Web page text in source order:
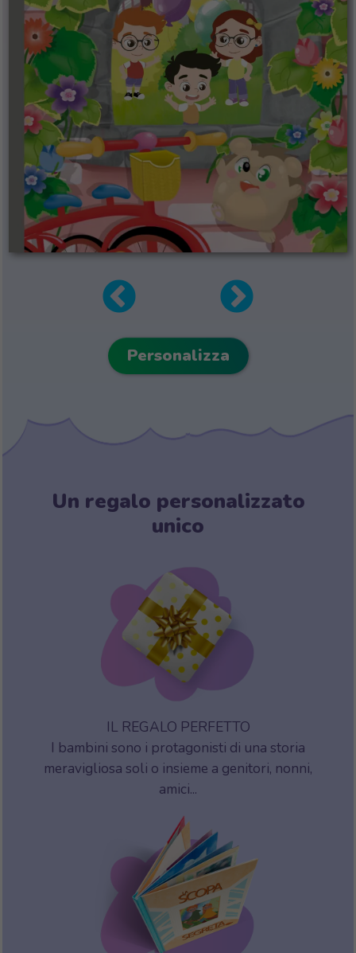
Personalizza
Un regalo personalizzato
unico
IL REGALO PERFETTO
I bambini sono i protagonisti di una storia
meravigliosa soli o insieme a genitori, nonni,
amici...